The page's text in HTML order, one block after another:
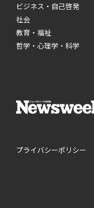
ビジネス・自己啓発
社会
教育・福祉
哲学・心理学・科学
プライバシーポリシー